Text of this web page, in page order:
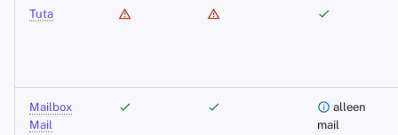
Tuta
Privé betaalmethodes
Social Networks
Tuta
Mailbox
Mail
alleen
mail